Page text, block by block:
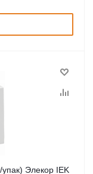
Элекор IEK